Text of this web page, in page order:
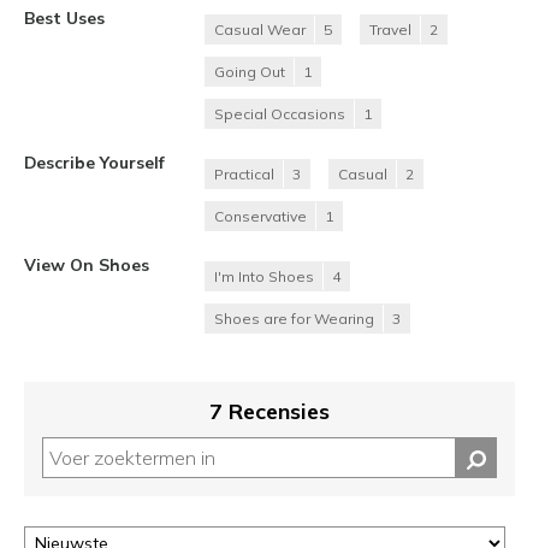
Best Uses
Casual Wear 5 Travel 2
Going Out 1
Special Occasions 1
Describe Yourself
Practical 3 Casual 2
Conservative 1
View On Shoes
I'm Into Shoes 4
Shoes are for Wearing 3
7 Recensies